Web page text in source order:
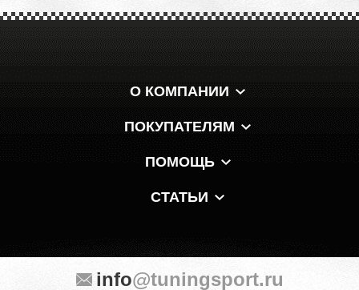
О КОМПАНИИ
ПОКУПАТЕЛЯМ
ПОМОЩЬ
СТАТЬИ
info@tuningsport.ru